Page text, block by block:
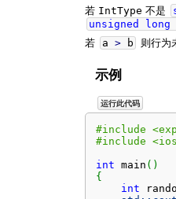
若 IntType 不是
unsigned
long
若
a > b 则行为
示例
运行此代码
#include
#include
int main ( )
{
int